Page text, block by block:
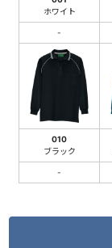
ホワイト
-
010
ブラック
-